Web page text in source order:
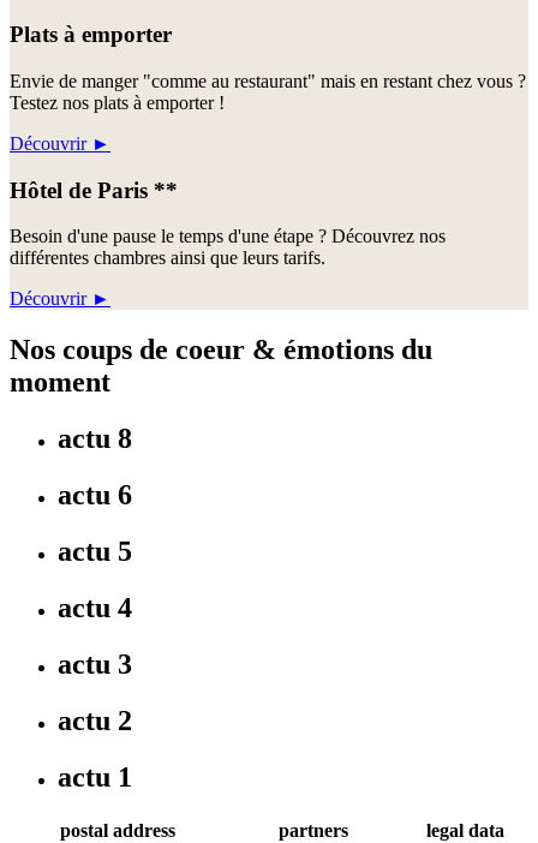
Plats à emporter
Envie de manger "comme au restaurant" mais en restant chez vous ?
Testez nos plats à emporter !
Découvrir►
Hôtel de Paris **
Besoin d'une pause le temps d'une étape ? Découvrez nos
différentes chambres ainsi que leurs tarifs.
Découvrir►
Nos coups de coeur & émotions du
moment
actu 8
actu 6
actu 5
actu 4
actu 3
actu 2
actu 1
postal address partners legal data